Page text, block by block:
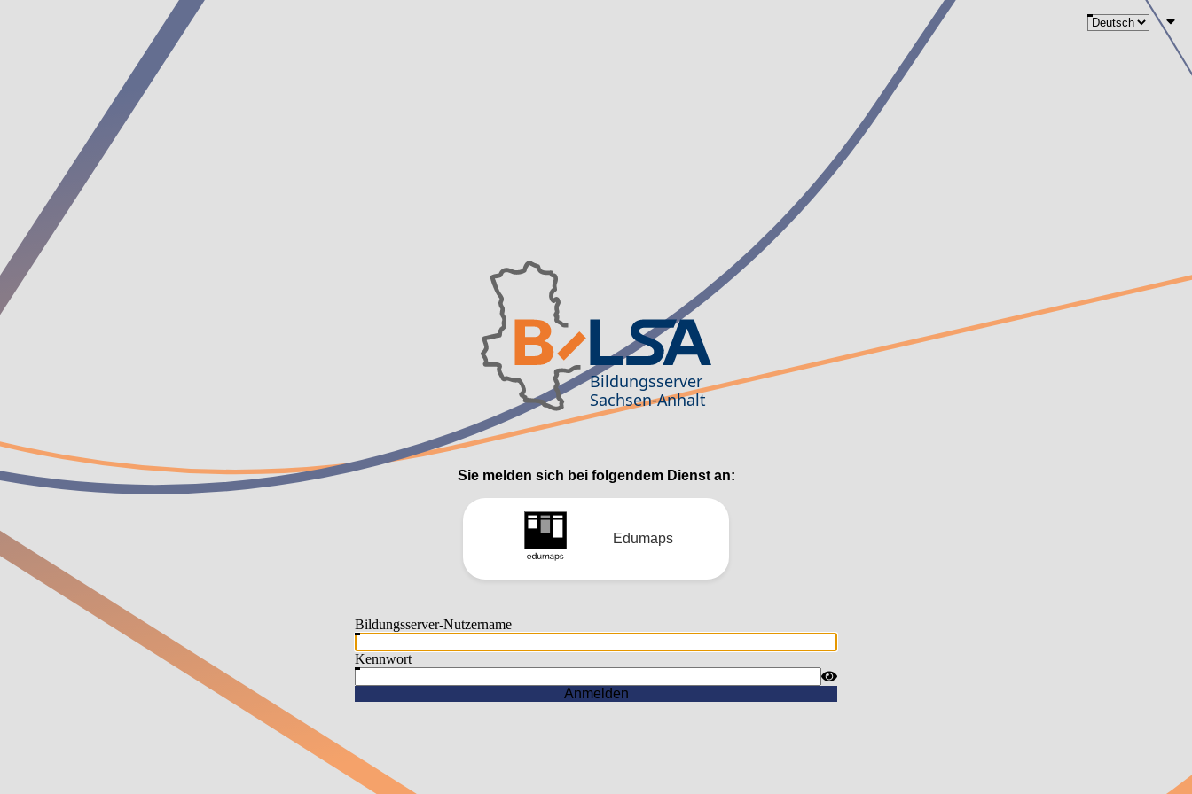
Sie melden sich bei folgendem Dienst an:
Edumaps
Bildungsserver-Nutzername
Kennwort
Anmelden